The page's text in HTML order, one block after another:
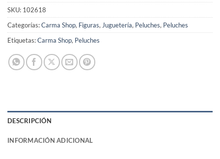
SKU: 102618
Categorías:Carma Shop, Figuras,Juguetería, Peluches, Peluches
Etiquetas:Carma Shop, Peluches
DESCRIPCIÓN
INFORMACIÓN ADICIONAL